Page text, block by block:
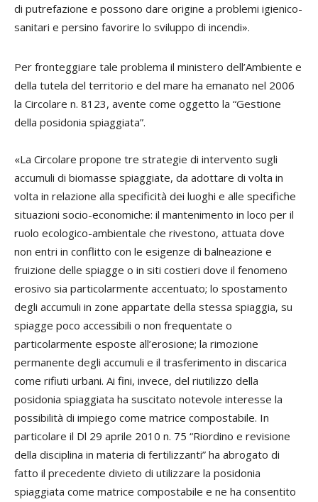
di putrefazione e possono dare origine a problemi igienico-
sanitari e persino favorire lo sviluppo di incendi».
Per fronteggiare tale problema il ministero dell’Ambiente e
della tutela del territorio e del mare ha emanato nel 2006
la Circolare n. 8123, avente come oggetto la “Gestione
della posidonia spiaggiata”.
«La Circolare propone tre strategie di intervento sugli
accumuli di biomasse spiaggiate, da adottare di volta in
volta in relazione alla specificità dei luoghi e alle specifiche
situazioni socio-economiche: il mantenimento in loco per il
ruolo ecologico-ambientale che rivestono, attuata dove
non entri in conflitto con le esigenze di balneazione e
fruizione delle spiagge o in siti costieri dove il fenomeno
erosivo sia particolarmente accentuato; lo spostamento
degli accumuli in zone appartate della stessa spiaggia, su
spiagge poco accessibili o non frequentate o
particolarmente esposte all’erosione; la rimozione
permanente degli accumuli e il trasferimento in discarica
come rifiuti urbani. Ai fini, invece, del riutilizzo della
posidonia spiaggiata ha suscitato notevole interesse la
possibilità di impiego come matrice compostabile. In
particolare il Dl 29 aprile 2010 n. 75 “Riordino e revisione
della disciplina in materia di fertilizzanti” ha abrogato di
fatto il precedente divieto di utilizzare la posidonia
spiaggiata come matrice compostabile e ne ha consentito